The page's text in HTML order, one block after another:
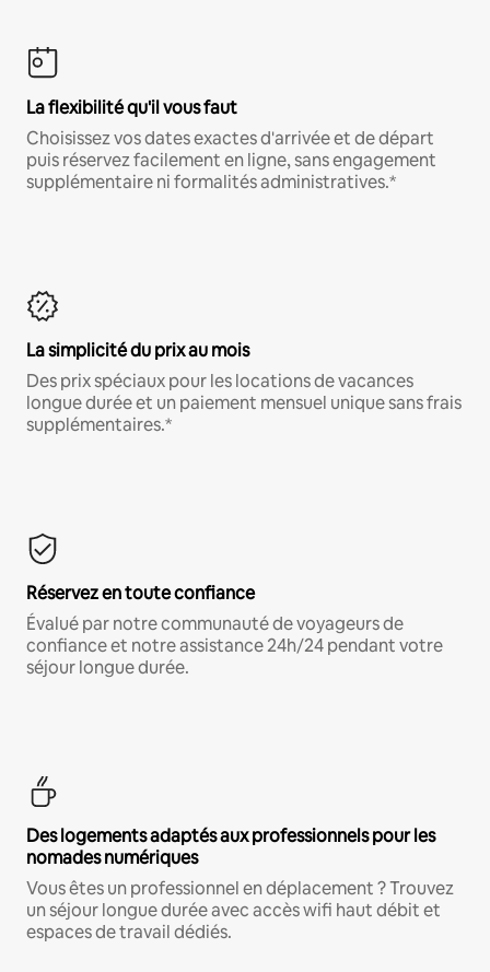
La flexibilité qu'il vous faut
Choisissez vos dates exactes d'arrivée et de départ
puis réservez facilement en ligne, sans engagement
supplémentaire ni formalités administratives.*
La simplicité du prix au mois
Des prix spéciaux pour les locations de vacances
longue durée et un paiement mensuel unique sans frais
supplémentaires.*
Réservez en toute confiance
Évalué par notre communauté de voyageurs de
confiance et notre assistance 24h/24 pendant votre
séjour longue durée.
Des logements adaptés aux professionnels pour les
nomades numériques
Vous êtes un professionnel en déplacement ? Trouvez
un séjour longue durée avec accès wifi haut débit et
espaces de travail dédiés.